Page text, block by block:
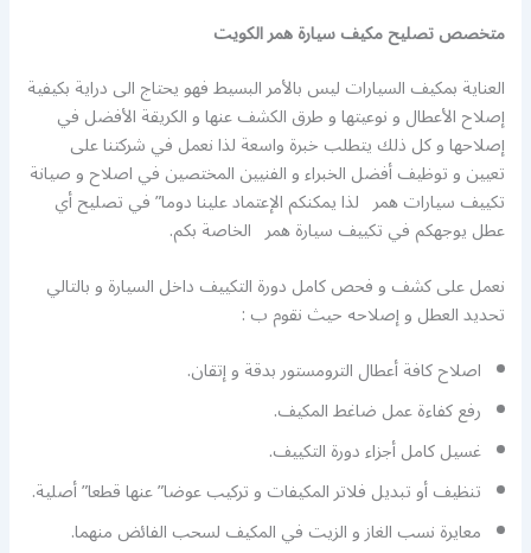
متخصص تصليح مكيف سيارة همر الكويت
العناية بمكيف السيارات ليس بالأمر البسيط فهو يحتاج الى دراية بكيفية
إصلاح الأعطال و نوعيتها و طرق الكشف عنها و الكريقة الأفضل في
إصلاحها و كل ذلك يتطلب خبرة واسعة لذا نعمل في شركتنا على
تعيين و توظيف أفضل الخبراء و الفنيين المختصين في اصلاح و صيانة
تكييف سيارات همر لذا يمكنكم الإعتماد علينا دوما” في تصليح أي
عطل يوجهكم في تكييف سيارة همر الخاصة بكم.
نعمل على كشف و فحص كامل دورة التكييف داخل السيارة و بالتالي
تحديد العطل و إصلاحه حيث نقوم ب :
اصلاح كافة أعطال الترومستور بدقة و إتقان.
رفع كفاءة عمل ضاغط المكيف.
غسيل كامل أجزاء دورة التكييف.
تنظيف أو تبديل فلاتر المكيفات و تركيب عوضا” عنها قطعا” أصلية.
معايرة نسب الغاز و الزيت في المكيف لسحب الفائض منهما.